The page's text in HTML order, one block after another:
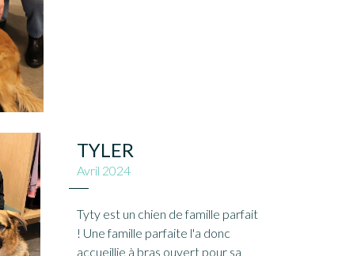
TYLER
Avril 2024
Tyty est un chien de famille parfait
! Une famille parfaite l'a donc
accueillie à bras ouvert pour sa